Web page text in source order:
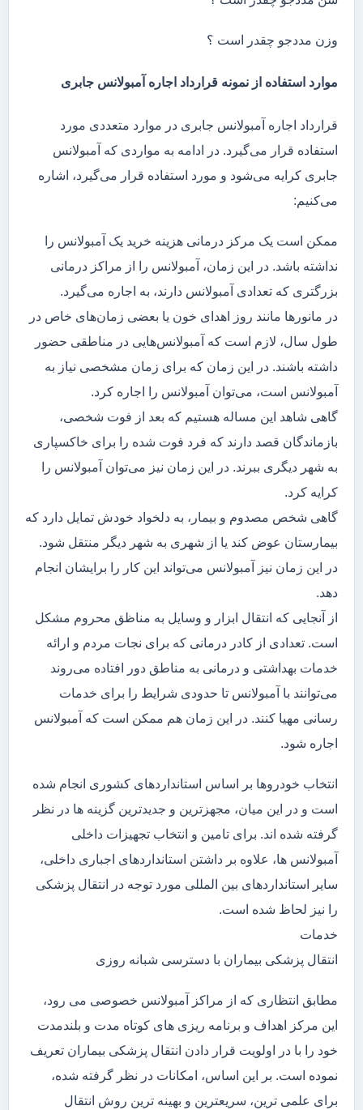
وزن مددجو چقدر است ؟
موارد استفاده از نمونه قرارداد اجاره آمبولانس جابری
قرارداد اجاره آمبولانس جابری در موارد متعددی مورد
استفاده قرار می‌گیرد. در ادامه به مواردی که آمبولانس
جابری کرایه می‌شود و مورد استفاده قرار می‌گیرد، اشاره
می‌کنیم:
ممکن است یک مرکز درمانی هزینه خرید یک آمبولانس را
نداشته باشد. در این زمان، آمبولانس را از مراکز درمانی
بزرگتری که تعدادی آمبولانس دارند، به اجاره می‌گیرد.
در مانور‌ها مانند روز اهدای خون یا بعضی زمان‌های خاص در
طول سال، لازم است که آمبولانس‌هایی در مناطقی حضور
داشته باشند. در این زمان که برای زمان مشخصی نیاز به
آمبولانس است، می‌توان آمبولانس را اجاره کرد.
گاهی شاهد این مساله هستیم که بعد از فوت شخصی،
بازماندگان قصد دارند که فرد فوت شده را برای خاکسپاری
به شهر دیگری ببرند. در این زمان نیز می‌توان آمبولانس را
کرایه کرد.
گاهی شخص مصدوم و بیمار، به دلخواد خودش تمایل دارد که
بیمارستان عوض کند یا از شهری به شهر دیگر منتقل شود.
در این زمان نیز آمبولانس می‌تواند این کار را برایشان انجام
دهد.
از آنجایی که انتقال ابزار و وسایل به مناظق محروم مشکل
است. تعدادی از کادر درمانی که برای نجات مردم و ارائه
خدمات بهداشتی و درمانی به مناطق دور افتاده می‌روند
می‌توانند با آمبولانس تا حدودی شرایط را برای خدمات
رسانی مهیا کنند. در این زمان هم ممکن است که آمبولانس
اجاره شود.
انتخاب خودروها بر اساس استانداردهای کشوری انجام شده
است و در این میان، مجهزترین و جدیدترین گزینه ها در نظر
گرفته شده اند. برای تامین و انتخاب تجهیزات داخلی
آمبولانس ها، علاوه بر داشتن استانداردهای اجباری داخلی،
سایر استانداردهای بین المللی مورد توجه در انتقال پزشکی
را نیز لحاظ شده است.
خدمات
انتقال پزشکی بیماران با دسترسی شبانه روزی
مطابق انتظاری که از مراکز آمبولانس خصوصی می رود،
این مرکز اهداف و برنامه ریزی های کوتاه مدت و بلندمدت
خود را با در اولویت قرار دادن انتقال پزشکی بیماران تعریف
نموده است. بر این اساس، امکانات در نظر گرفته شده،
برای علمی ترین، سریعترین و بهینه ترین روش انتقال